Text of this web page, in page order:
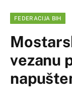
FEDERACIJA BIH
vezanu